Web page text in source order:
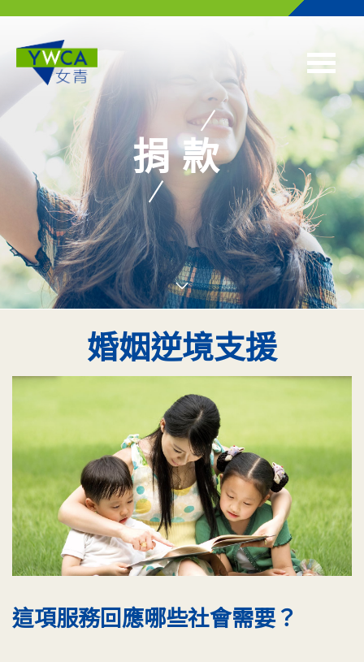
捐款
婚姻逆境支援
這項服務回應哪些社會需要？